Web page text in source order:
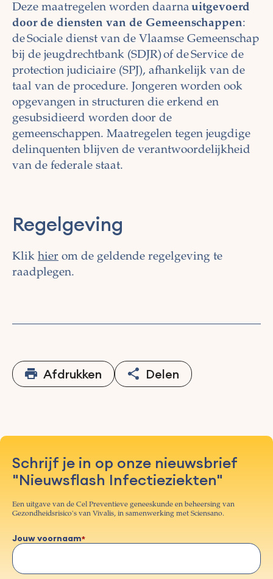
Deze maatregelen worden daarna uitgevoerd
door de diensten van de Gemeenschappen:
de Sociale dienst van de Vlaamse Gemeenschap
bij de jeugdrechtbank (SDJR) of de Service de
protection judiciaire (SPJ), afhankelijk van de
taal van de procedure. Jongeren worden ook
opgevangen in structuren die erkend en
gesubsidieerd worden door de
gemeenschappen. Maatregelen tegen jeugdige
delinquenten blijven de verantwoordelijkheid
van de federale staat.
Regelgeving
Klik hier om de geldende regelgeving te
raadplegen.
Afdrukken Delen
Schrijf je in op onze nieuwsbrief
"Nieuwsflash Infectieziekten"
Een uitgave van de Cel Preventieve geneeskunde en beheersing van
Gezondheidsrisico's van Vivalis, in samenwerking met Sciensano.
Jouw voornaam